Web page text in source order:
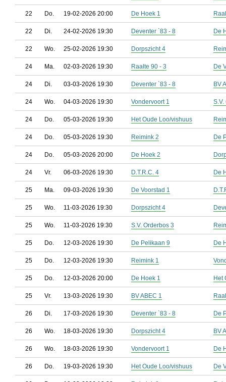
22 Do. 19-02-2026 20:00 De Hoek 1
22 Di. 24-02-2026 19:30 Deventer `83 - 8 De
22 Wo. 25-02-2026 19:30 Dorpszicht 4
24 Ma. 02-03-2026 19:30 Raalte 90 - 3 De
24 Di. 03-03-2026 19:30 Deventer `83 - 8 BV
24 Wo. 04-03-2026 19:30 Vondervoort 1 S.V.
24 Do. 05-03-2026 19:30 Het Oude Loo/vishuus
24 Do. 05-03-2026 19:30 Reimink 2 De
24 Do. 05-03-2026 20:00 De Hoek 2
24 Vr. 06-03-2026 19:30 D.T.R.C. 4 De
25 Ma. 09-03-2026 19:30 De Voorstad 1
25 Wo. 11-03-2026 19:30 Dorpszicht 4
25 Wo. 11-03-2026 19:30 S.V. Orderbos 3
25 Do. 12-03-2026 19:30 De Pelikaan 9 De
25 Do. 12-03-2026 19:30 Reimink 1
25 Do. 12-03-2026 20:00 De Hoek 1 Het
25 Vr. 13-03-2026 19:30 BV ABEC 1
26 Di. 17-03-2026 19:30 Deventer `83 - 8 De
26 Wo. 18-03-2026 19:30 Dorpszicht 4 BV
26 Wo. 18-03-2026 19:30 Vondervoort 1 De
26 Do. 19-03-2026 19:30 Het Oude Loo/vishuus De